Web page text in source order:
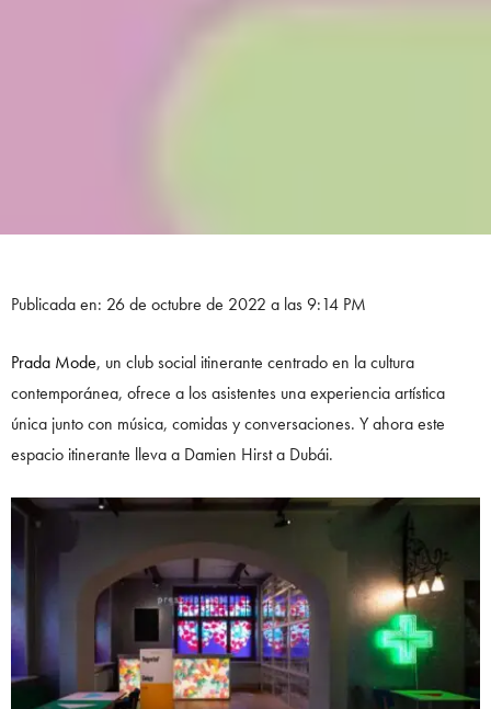
Publicada en: 26 de octubre de 2022 a las 9:14 PM
Prada Mode, un club social itinerante centrado en la cultura
contemporánea, ofrece a los asistentes una experiencia artística
única junto con música, comidas y conversaciones. Y ahora este
espacio itinerante lleva a Damien Hirst a Dubái.